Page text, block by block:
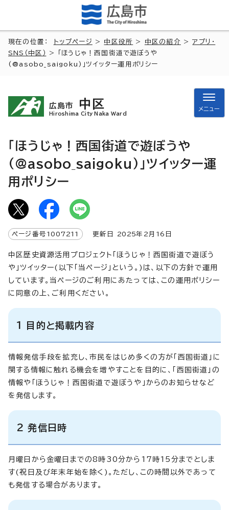
現在の位置： トップページ > 中区役所 > 中区の紹介 >アプリ・
SNS（中区）
> 「ほうじゃ！西国街道で遊ぼうや
(@asobo_saigoku)」ツイッター運用ポリシー
広島市 中区
Hiroshima City Naka Ward
メニュー
「ほうじゃ！西国街道で遊ぼうや
(@asobo_saigoku)」ツイッター運
用ポリシー
ページ番号 1007211 更新日 2025年2月 16 日
中区歴史資源活用プロジェクト「ほうじゃ！西国街道で遊ぼう
や」ツイッター(以下「当ページ」という。)は、以下の方針で運用
しています。当ページのご利用にあたっては、この運用ポリシー
に同意の上、ご利用ください。
1 目的と掲載内容
情報発信手段を拡充し、市民をはじめ多くの方が「西国街道」に
関する情報に触れる機会を増やすことを目的に、「西国街道」の
情報や「ほうじゃ！西国街道で遊ぼうや」からのお知らせなど
を発信します。
2 発信日時
月曜日から金曜日までの8時30分から17時15分までとしま
す(祝日及び年末年始を除く)。ただし、この時間以外であって
も発信する場合があります。